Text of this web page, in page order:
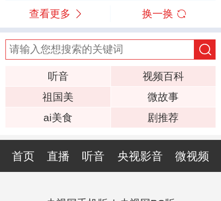
查看更多 换一换
听音
视频百科
祖国美
微故事
ai美食
剧推荐
首页 直播 听音 央视影音 微视频